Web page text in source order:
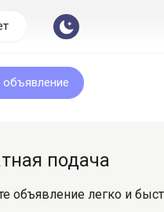
подача
объявление легко и